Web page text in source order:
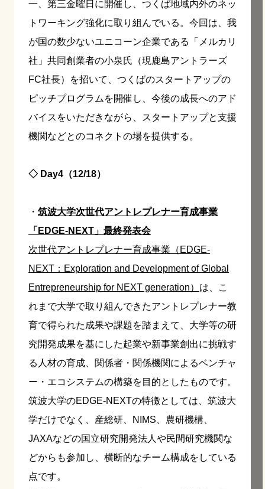
一、第三金曜日に開催し、つくば地域内外のネッ
トワーキング強化に取り組んでいる。今回は、我
が国の数少ないユニコーン企業である「メルカリ
社」共同創業者の小泉氏（現鹿島アントラーズ
FC社長）を招いて、つくばのスタートアップの
ピッチプログラムを開催し、今後の成長へのアド
バイスをいただきながら、スタートアップと支援
機関などとのコネクトの場を提供する。
◇ Day4（12/18）
・ 筑波大学次世代アントレプレナー育成事業
「EDGE-NEXT」最終発表会
次世代アントレプレナー育成事業（EDGE-
NEXT：Exploration and Development of Global
Entrepreneurship for NEXT generation） は、こ
れまで大学で取り組んできたアントレプレナー教
育で得られた成果や課題を踏まえて、大学等の研
究開発成果を基にした起業や新事業創出に挑戦す
る人材の育成、関係者・関係機関によるベンチャ
ー・エコシステムの構築を目的としたものです。
筑波大学のEDGE-NEXTの特徴としては、筑波大
学だけでなく、産総研、NIMS、農研機構、
JAXAなどの国立研究開発法人や民間研究機関な
どからも参加し、横断的なチーム構成をしている
点です。